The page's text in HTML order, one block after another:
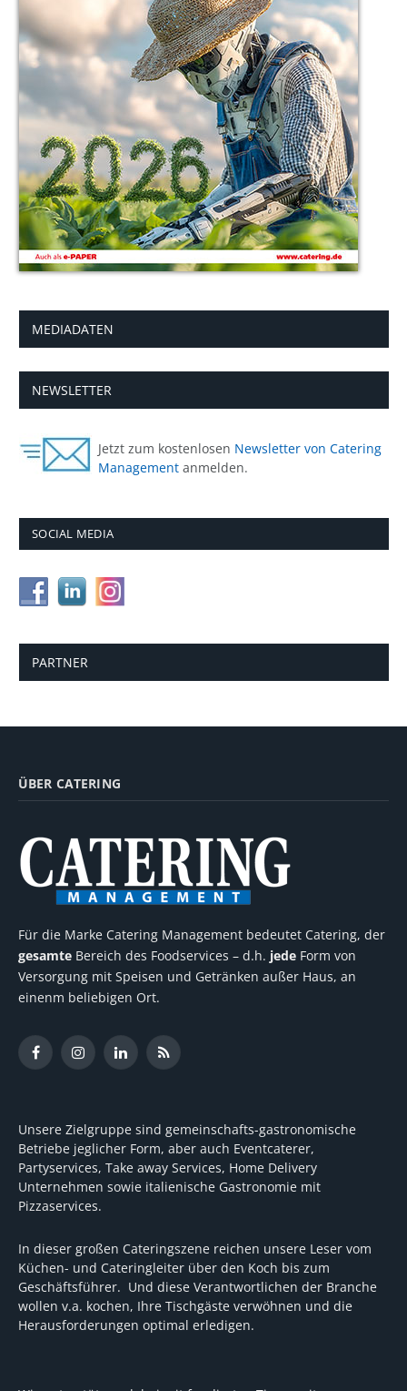
MEDIADATEN
NEWSLETTER
Jetzt zum kostenlosen Newsletter von Catering
Management anmelden.
SOCIAL MEDIA
PARTNER
ÜBER CATERING
Für die Marke Catering Management bedeutet Catering, der
gesamte Bereich des Foodservices – d.h. jede Form von
Versorgung mit Speisen und Getränken außer Haus, an
einenm beliebigen Ort.
FacebookInstagramLinkedInRSS
Unsere Zielgruppe sind gemeinschafts-gastronomische
Betriebe jeglicher Form, aber auch Eventcaterer,
Partyservices, Take away Services, Home Delivery
Unternehmen sowie italienische Gastronomie mit
Pizzaservices.
In dieser großen Cateringszene reichen unsere Leser vom
Küchen- und Cateringleiter über den Koch bis zum
Geschäftsführer. Und diese Verantwortlichen der Branche
wollen v.a. kochen, Ihre Tischgäste verwöhnen und die
Herausforderungen optimal erledigen.